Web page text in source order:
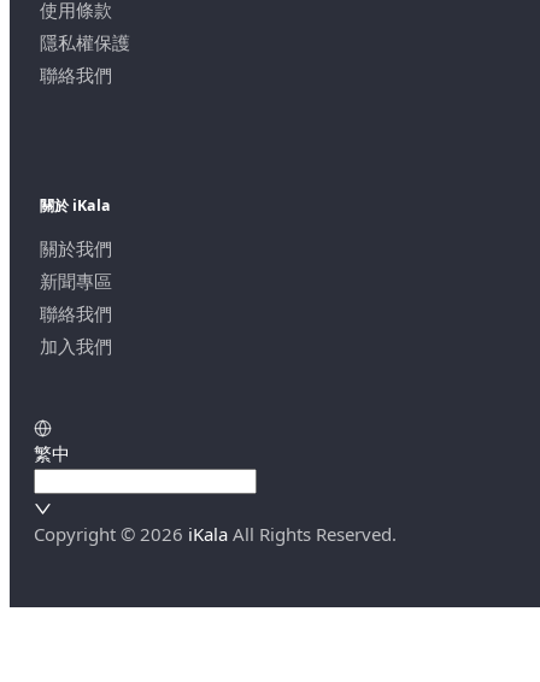
使用條款
隱私權保護
聯絡我們
關於 iKala
關於我們
新聞專區
聯絡我們
加入我們
繁中
Copyright © 2026 iKala All Rights Reserved.